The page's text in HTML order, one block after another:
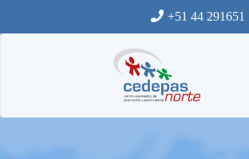
+51 44 291651